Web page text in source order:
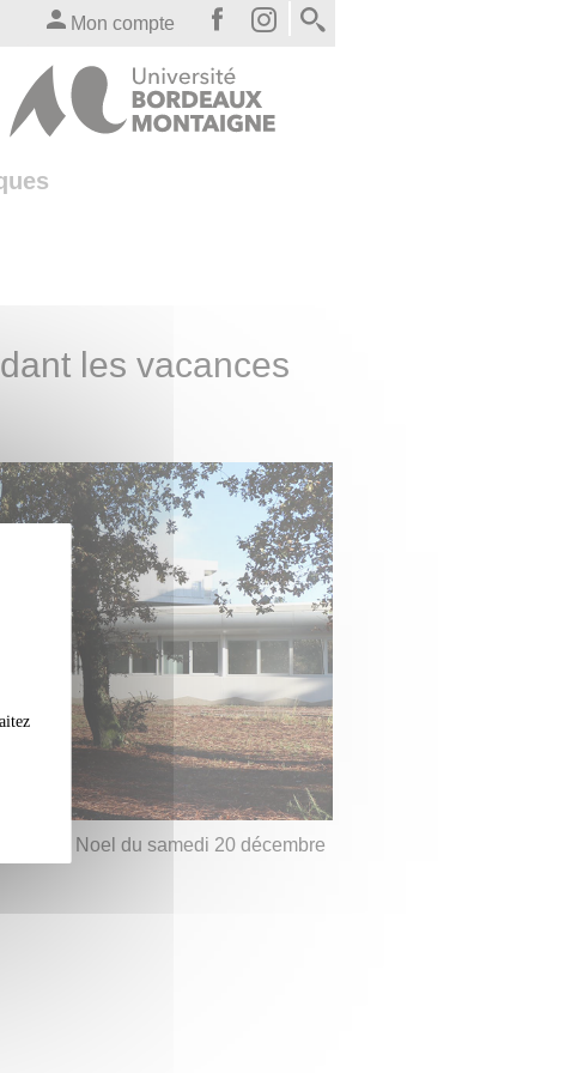
Mon compte
les vacances
de Noel du samedi 20 décembre